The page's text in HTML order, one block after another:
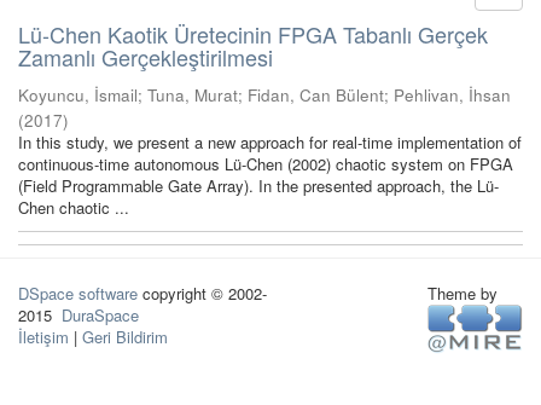
Lü-Chen Kaotik Üretecinin FPGA Tabanlı Gerçek
Zamanlı Gerçekleştirilmesi
Koyuncu, İsmail; Tuna, Murat; Fidan, Can Bülent; Pehlivan, İhsan
(2017)
In this study, we present a new approach for real-time implementation of
continuous-time autonomous Lü-Chen (2002) chaotic system on FPGA
(Field Programmable Gate Array). In the presented approach, the Lü-
Chen chaotic ...
DSpace software copyright © 2002-
2015 DuraSpace
İletişim | Geri Bildirim
Theme by